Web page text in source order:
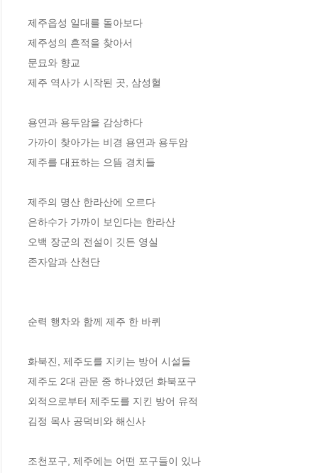
제주읍성 일대를 돌아보다
제주성의 흔적을 찾아서
문묘와 향교
제주 역사가 시작된 곳, 삼성혈
용연과 용두암을 감상하다
가까이 찾아가는 비경 용연과 용두암
제주를 대표하는 으뜸 경치들
제주의 명산 한라산에 오르다
은하수가 가까이 보인다는 한라산
오백 장군의 전설이 깃든 영실
존자암과 산천단
순력 행차와 함께 제주 한 바퀴
화북진, 제주도를 지키는 방어 시설들
제주도 2대 관문 중 하나였던 화북포구
외적으로부터 제주도를 지킨 방어 유적
김정 목사 공덕비와 해신사
조천포구, 제주에는 어떤 포구들이 있나